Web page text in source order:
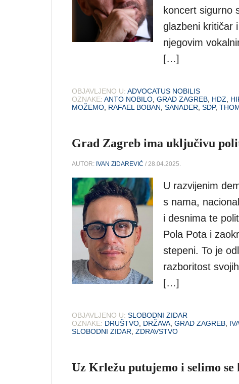
koncert sigurno
glazbeni kritičar
njegovim
[…]
OBJAVLJENO U: ADVOCATUS NOBILIS
OZNAKE: ANTO NOBILO GRAD ZAGREB HDZ
MOŽEMO RAFAEL BOBAN SANADER SDP,
Grad Zagreb ima uključivu
AUTOR: IVAN ZIDAREVIĆ / 28.04.2025.
U razvijenim
s nama,
i desnima te
Pola Pota i
stepeni. To je
razboritost
[…]
OBJAVLJENO U: SLOBODNI ZIDAR
OZNAKE: DRUŠTVO DRŽAVA GRAD ZAGREB
SLOBODNI ZIDAR ZDRAVSTVO
Uz Krležu putujemo i selimo